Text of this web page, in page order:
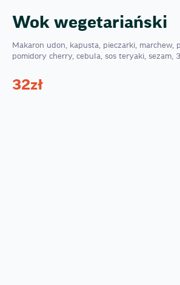
Wok wegetariański
Makaron udon, kapusta, pieczarki, marchew,
pomidory cherry, cebula, sos teryaki, sezam,
32zł